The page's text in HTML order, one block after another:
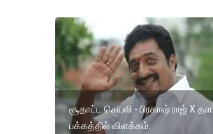
சூதாட்ட செயலி - பிரகாஷ் ராஜ் X தள
பக்கத்தில் விளக்கம்.